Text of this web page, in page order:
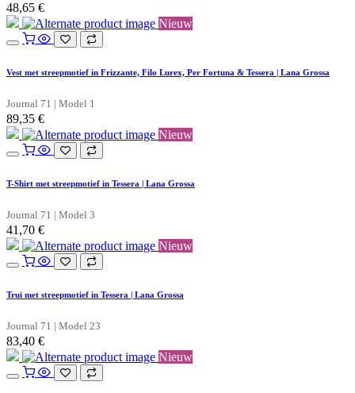
48,65 €
Nieuw
Vest met streepmotief in Frizzante, Filo Lurex, Per Fortuna & Tessera | Lana Grossa
Journal 71 | Model 1
89,35 €
Nieuw
T-Shirt met streepmotief in Tessera | Lana Grossa
Journal 71 | Model 3
41,70 €
Nieuw
Trui met streepmotief in Tessera | Lana Grossa
Journal 71 | Model 23
83,40 €
Nieuw